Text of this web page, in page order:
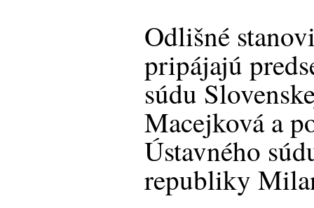
Odlišné
pripájajú
súdu
Macejková a
Ústavného
republiky